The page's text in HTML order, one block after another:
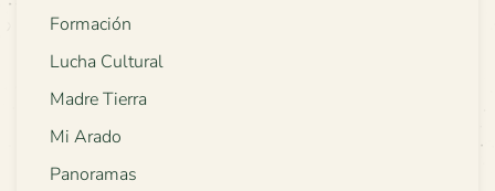
Formación
Lucha Cultural
Madre Tierra
Mi Arado
Panoramas